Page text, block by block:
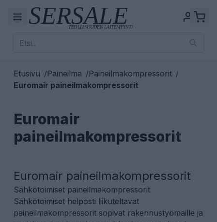
Etusivu /Paineilma /Paineilmakompressorit /
Euromair paineilmakompressorit
Euromair
paineilmakompressorit
Euromair paineilmakompressorit
Sähkötoimiset paineilmakompressorit
Sähkötoimiset helposti liikuteltavat
paineilmakompressorit sopivat rakennustyömaille ja